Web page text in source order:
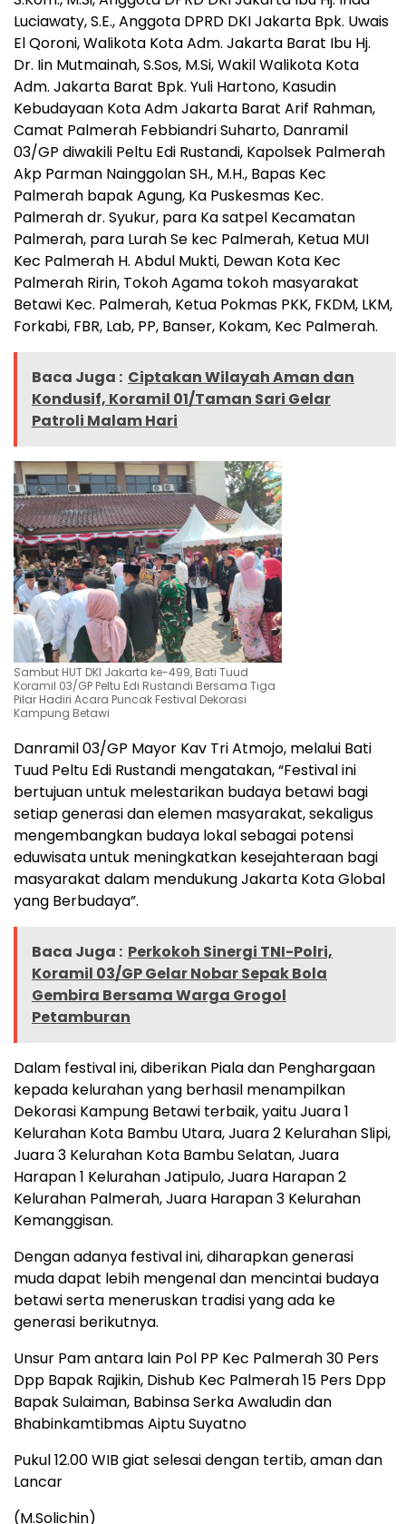
Luciawaty, S.E., Anggota DPRD DKI Jakarta Bpk. Uwais
El Qoroni, Walikota Kota Adm. Jakarta Barat Ibu Hj.
Dr. Iin Mutmainah, S.Sos, M.Si, Wakil Walikota Kota
Adm. Jakarta Barat Bpk. Yuli Hartono, Kasudin
Kebudayaan Kota Adm Jakarta Barat Arif Rahman,
Camat Palmerah Febbiandri Suharto, Danramil
03/GP diwakili Peltu Edi Rustandi, Kapolsek Palmerah
Akp Parman Nainggolan SH., M.H., Bapas Kec
Palmerah bapak Agung, Ka Puskesmas Kec.
Palmerah dr. Syukur, para Ka satpel Kecamatan
Palmerah, para Lurah Se kec Palmerah, Ketua MUI
Kec Palmerah H. Abdul Mukti, Dewan Kota Kec
Palmerah Ririn, Tokoh Agama tokoh masyarakat
Betawi Kec. Palmerah, Ketua Pokmas PKK, FKDM, LKM,
Forkabi, FBR, Lab, PP, Banser, Kokam, Kec Palmerah.
Baca Juga : Ciptakan Wilayah Aman dan
Kondusif, Koramil 01/Taman Sari Gelar
Patroli Malam Hari
Sambut HUT DKI Jakarta ke-499, Bati Tuud
Koramil 03/GP Peltu Edi Rustandi Bersama Tiga
Pilar Hadiri Acara Puncak Festival Dekorasi
Kampung Betawi
Danramil 03/GP Mayor Kav Tri Atmojo, melalui Bati
Tuud Peltu Edi Rustandi mengatakan, “Festival ini
bertujuan untuk melestarikan budaya betawi bagi
setiap generasi dan elemen masyarakat, sekaligus
mengembangkan budaya lokal sebagai potensi
eduwisata untuk meningkatkan kesejahteraan bagi
masyarakat dalam mendukung Jakarta Kota Global
yang Berbudaya”.
Baca Juga : Perkokoh Sinergi TNI-Polri,
Koramil 03/GP Gelar Nobar Sepak Bola
Gembira Bersama Warga Grogol
Petamburan
Dalam festival ini, diberikan Piala dan Penghargaan
kepada kelurahan yang berhasil menampilkan
Dekorasi Kampung Betawi terbaik, yaitu Juara 1
Kelurahan Kota Bambu Utara, Juara 2 Kelurahan Slipi,
Juara 3 Kelurahan Kota Bambu Selatan, Juara
Harapan 1 Kelurahan Jatipulo, Juara Harapan 2
Kelurahan Palmerah, Juara Harapan 3 Kelurahan
Kemanggisan.
Dengan adanya festival ini, diharapkan generasi
muda dapat lebih mengenal dan mencintai budaya
betawi serta meneruskan tradisi yang ada ke
generasi berikutnya.
Unsur Pam antara lain Pol PP Kec Palmerah 30 Pers
Dpp Bapak Rajikin, Dishub Kec Palmerah 15 Pers Dpp
Bapak Sulaiman, Babinsa Serka Awaludin dan
Bhabinkamtibmas Aiptu Suyatno
Pukul 12.00 WIB giat selesai dengan tertib, aman dan
Lancar
(M.Solichin)